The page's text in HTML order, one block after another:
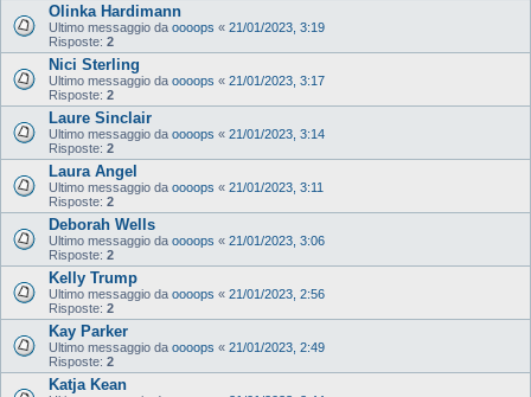
Olinka Hardimann
Ultimo messaggio da oooops « 21/01/2023, 3:19
Risposte: 2
Nici Sterling
Ultimo messaggio da oooops « 21/01/2023, 3:17
Risposte: 2
Laure Sinclair
Ultimo messaggio da oooops « 21/01/2023, 3:14
Risposte: 2
Laura Angel
Ultimo messaggio da oooops « 21/01/2023, 3:11
Risposte: 2
Deborah Wells
Ultimo messaggio da oooops « 21/01/2023, 3:06
Risposte: 2
Kelly Trump
Ultimo messaggio da oooops « 21/01/2023, 2:56
Risposte: 2
Kay Parker
Ultimo messaggio da oooops « 21/01/2023, 2:49
Risposte: 2
Katja Kean